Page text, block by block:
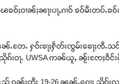
ႄၶဝ်ႈဝၢၼ်ႈၼႃးပႃႇၵၢဝ် ၶဝ်မီ
ႄႉ ႁဝ်းၶႃႈႁဵတ်းၸွမ်းၶေႃႈၸီႉသ
ၵ်းဝႃႉ UWSA ဢၼ်ယူႇ ၼႂ်းၸႄႈဝဵ
သ် ဝၼ်းတီႈ 19-26 ၼၼ်ႉၵေႃႈ သို